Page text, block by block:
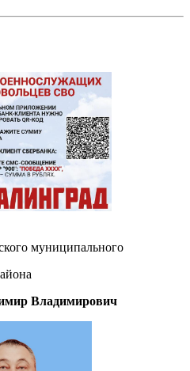
муниципального
Владимирович